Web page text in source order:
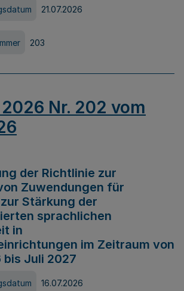
21.07.2026
203
Nr. 202 vom
der Richtlinie zur
Zuwendungen für
Stärkung der
sprachlichen
in
im Zeitraum von
Juli 2027
16.07.2026